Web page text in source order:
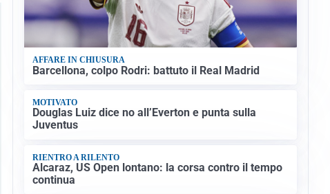
AFFARE IN CHIUSURA
Barcellona, colpo Rodri: battuto il Real Madrid
MOTIVATO
Douglas Luiz dice no all’Everton e punta sulla
Juventus
RIENTRO A RILENTO
Alcaraz, US Open lontano: la corsa contro il tempo
continua